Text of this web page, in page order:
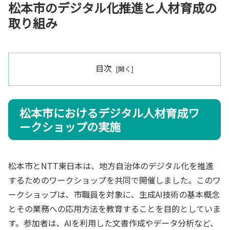
松本市のデジタル化推進と人材育成の
取り組み
目次
松本市におけるデジタル人材育成ワ
ークショップの実施
松本市とNTT東日本は、地方自治体のデジタル化を推進
するためのワークショップを共同で開催しました。このワ
ークショップは、市職員を対象に、生成AI技術の基本概念
とその業務への応用方法を教育することを目的としていま
す。参加者は、AIを利用した文書作成やデータ分析など、